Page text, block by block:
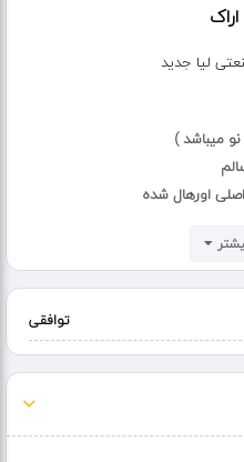
لیا جدید
میباشد )
اورهال شده
بگیرید
توافقی